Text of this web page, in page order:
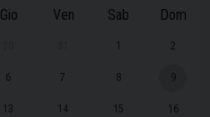
Gio Ven Sab Dom
1 2
6 7 8 9
13 14 15 16